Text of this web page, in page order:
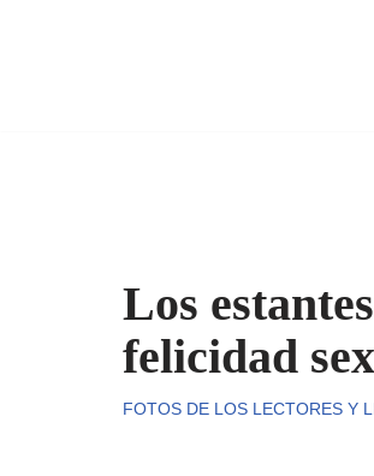
Los
felicidad
FOTOS DE LOS LECTORES Y